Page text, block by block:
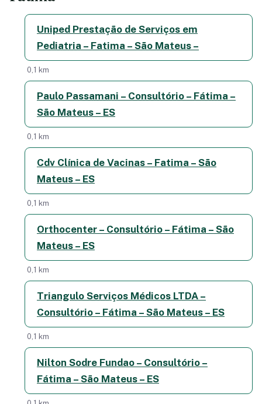
Uniped Prestação de Serviços em
Pediatria – Fatima – São Mateus –
0,1 km
Paulo Passamani – Consultório – Fátima –
São Mateus – ES
0,1 km
Cdv Clínica de Vacinas – Fatima – São
Mateus – ES
0,1 km
Orthocenter – Consultório – Fátima – São
Mateus – ES
0,1 km
Triangulo Serviços Médicos LTDA –
Consultório – Fátima – São Mateus – ES
0,1 km
Nilton Sodre Fundao – Consultório –
Fátima – São Mateus – ES